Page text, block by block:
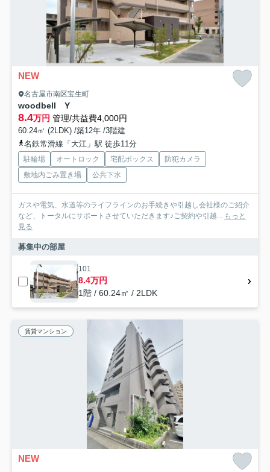
NEW
名古屋市南区宝生町
woodbell Y
8.4万円 管理/共益費4,000円
60.24㎡ (2LDK) /築12年 /3階建
名鉄常滑線「大江」駅 徒歩11分
駐輪場 オートロック 宅配ボックス
防犯カメラ
敷地内ごみ置き場
公共下水
ガスや電気、水道等のライフラインのお手続きや引越し会社様のご紹介
など、トータルにサポートさせていただきます♪ご契約や引越... もっと
見る
募集中の部屋
101
8.4万円
1階 / 60.24㎡ / 2LDK
賃貸マンション
NEW